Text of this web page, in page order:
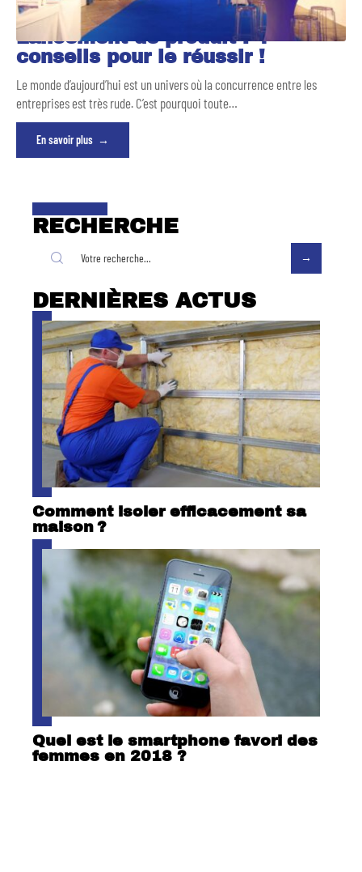
Lancement de produit : 4
conseils pour le réussir !
Le monde d’aujourd’hui est un univers où la concurrence entre les
entreprises est très rude. C’est pourquoi toute…
En savoir plus
RECHERCHE
DERNIÈRES ACTUS
Comment isoler efficacement sa
maison ?
Quel est le smartphone favori des
femmes en 2018 ?